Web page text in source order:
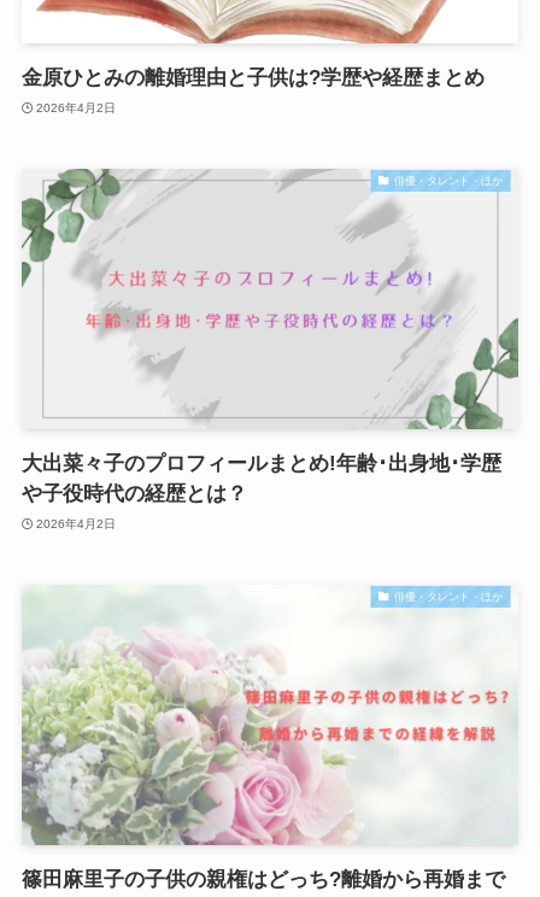
金原ひとみの離婚理由と子供は?学歴や経歴まとめ
2026年4月2日
俳優・タレント・ほか
大出菜々子のプロフィールまとめ!年齢･出身地･学歴
や子役時代の経歴とは？
2026年4月2日
俳優・タレント・ほか
篠田麻里子の子供の親権はどっち?離婚から再婚まで